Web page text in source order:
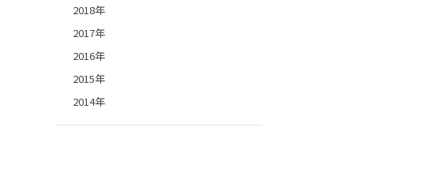
2018年
2017年
2016年
2015年
2014年